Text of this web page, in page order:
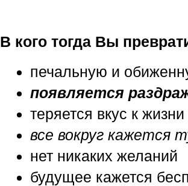
В кого тогда Вы
печальную и
появляется
теряется вкус к жизни
все вокруг кажется
нет никаких желаний
будущее кажется